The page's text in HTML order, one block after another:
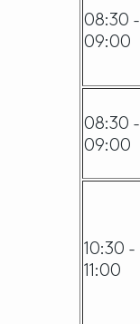
08:30 -
09:00
08:30 -
09:00
10:30 -
11:00